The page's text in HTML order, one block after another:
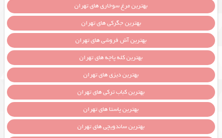
بهترین مرغ سوخاری های تهران
بهترین جگرکی های تهران
بهترین آش فروشی های تهران
بهترین کله پاچه های تهران
بهترین دیزی های تهران
بهترین کباب ترکی های تهران
بهترین پاستا های تهران
بهترین ساندویچی های تهران